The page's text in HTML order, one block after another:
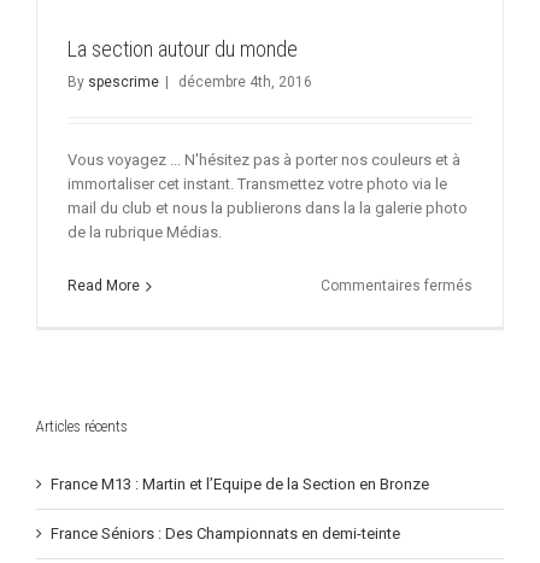
La section autour du monde
By spescrime décembre 4th, 2016
Vous voyagez ... N'hésitez pas à porter nos couleurs et à
immortaliser cet instant. Transmettez votre photo via le
mail du club et nous la publierons dans la la galerie photo
de la rubrique Médias.
Read More Commentaires fermés
Articles récents
France M13 : Martin et l’Equipe de la Section en Bronze
France Séniors : Des Championnats en demi-teinte